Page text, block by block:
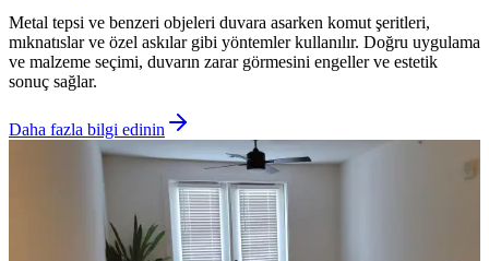
Metal tepsi ve benzeri objeleri duvara asarken komut şeritleri,
mıknatıslar ve özel askılar gibi yöntemler kullanılır. Doğru uygulama
ve malzeme seçimi, duvarın zarar görmesini engeller ve estetik
sonuç sağlar.
Daha fazla bilgi edinin